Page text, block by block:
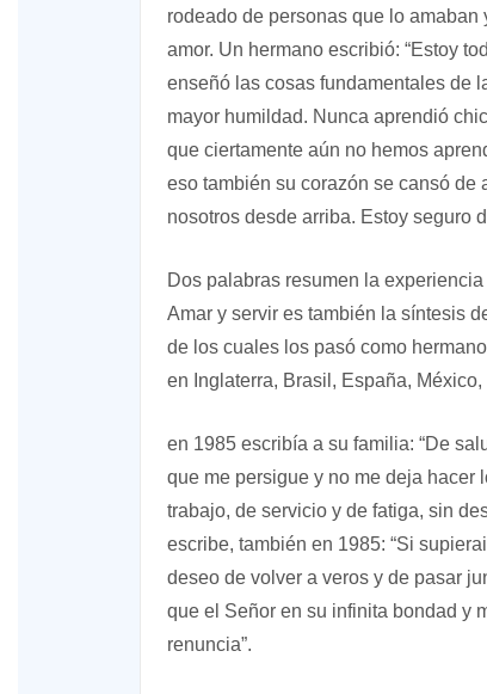
rodeado de personas que lo
amor. Un hermano escribió: “Estoy
enseñó las cosas fundamentales de
mayor humildad. Nunca aprendió
que ciertamente aún no hemos
eso también su corazón se cansó de
nosotros desde arriba. Estoy seguro
Dos palabras resumen la
Amar y servir es también la síntesis
de los cuales los pasó como
en Inglaterra, Brasil, España,
en 1985 escribía a su familia: “De
que me persigue y no me deja hacer
trabajo, de servicio y de fatiga, sin
escribe, también en 1985: “Si
deseo de volver a veros y de pasar
que el Señor en su infinita bondad y
renuncia”.